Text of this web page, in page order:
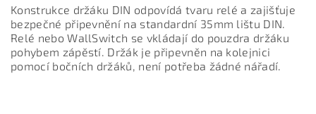
Konstrukce držáku DIN odpovídá tvaru relé a zajišťuje
bezpečné připevnění na standardní 35mm lištu DIN.
Relé nebo WallSwitch se vkládají do pouzdra držáku
pohybem zápěstí. Držák je připevněn na kolejnici
pomocí bočních držáků, není potřeba žádné nářadí.